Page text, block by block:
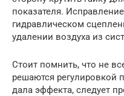
показателя.
гидравлическом
удалении воздуха из
Стоит помнить, что не
решаются регулировкой
дала эффекта, следует